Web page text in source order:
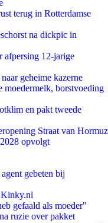
terug in Rotterdamse
na dickpic in
afpersing 12-jarige
geheime kazerne
borstvoeding
en pakt tweede
Straat van Hormuz
opvolgt
gebeten bij
Kinky.nl
gefaald als moeder"
ruzie over pakket